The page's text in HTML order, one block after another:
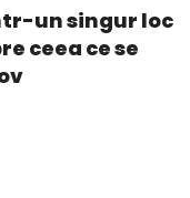
un singur loc
ceea ce se